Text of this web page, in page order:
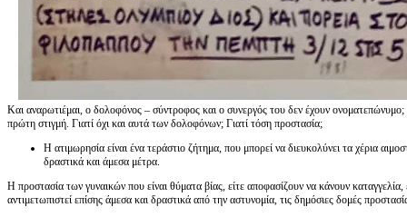
Και αναρωτιέμαι, ο δολοφόνος – σύντροφος και ο συνεργός του δεν έχουν
πρώτη στιγμή. Γιατί όχι και αυτά των δολοφόνων; Γιατί τόση προστασία;
Η ατιμωρησία είναι ένα τεράστιο ζήτημα, που μπορεί να διευκολύνει τα χέρια
δραστικά και άμεσα μέτρα.
Η προστασία των γυναικών που είναι θύματα βίας, είτε αποφασίζουν να κάνουν καταγγελία,
αντιμετωπιστεί επίσης άμεσα και δραστικά από την αστυνομία, τις δημόσιες δομές